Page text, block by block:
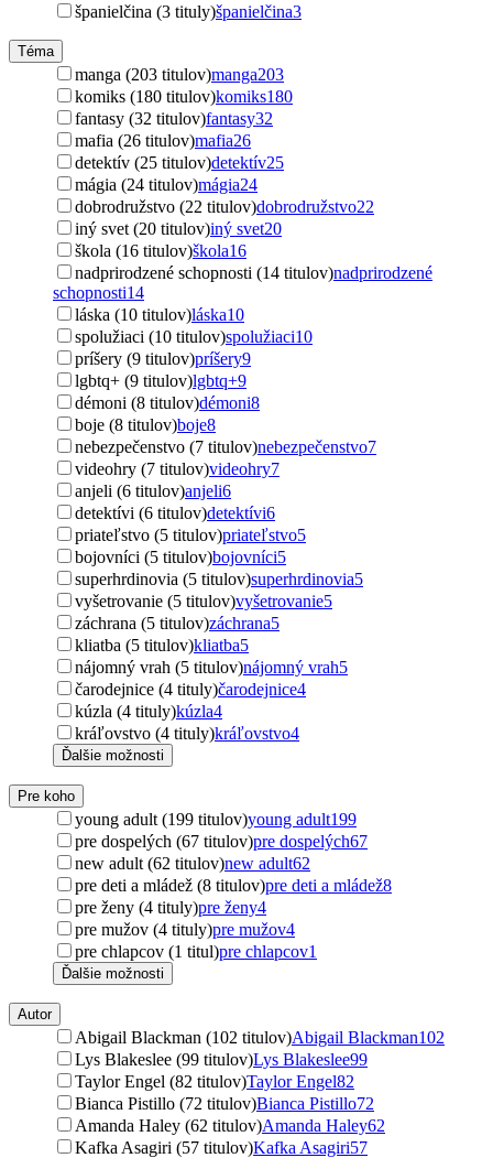
španielčina (3 tituly)španielčina3
Téma
manga (203 titulov)manga203
komiks (180 titulov)komiks180
fantasy (32 titulov)fantasy32
mafia (26 titulov)mafia26
detektív (25 titulov)detektív25
mágia (24 titulov)mágia24
dobrodružstvo (22 titulov)dobrodružstvo22
iný svet (20 titulov)iný svet20
škola (16 titulov)škola16
nadprirodzené schopnosti (14 titulov)nadprirodzené
schopnosti14
láska (10 titulov)láska10
spolužiaci (10 titulov)spolužiaci10
príšery (9 titulov)príšery9
lgbtq+ (9 titulov)lgbtq+9
démoni (8 titulov)démoni8
boje (8 titulov)boje8
nebezpečenstvo (7 titulov)nebezpečenstvo7
videohry (7 titulov)videohry7
anjeli (6 titulov)anjeli6
detektívi (6 titulov)detektívi6
priateľstvo (5 titulov)priateľstvo5
bojovníci (5 titulov)bojovníci5
superhrdinovia (5 titulov)superhrdinovia5
vyšetrovanie (5 titulov)vyšetrovanie5
záchrana (5 titulov)záchrana5
kliatba (5 titulov)kliatba5
nájomný vrah (5 titulov)nájomný vrah5
čarodejnice (4 tituly)čarodejnice4
kúzla (4 tituly)kúzla4
kráľovstvo (4 tituly)kráľovstvo4
Ďalšie možnosti
Pre koho
young adult (199 titulov)young adult199
pre dospelých (67 titulov)pre dospelých67
new adult (62 titulov)new adult62
pre deti a mládež (8 titulov)pre deti a mládež8
pre ženy (4 tituly)pre ženy4
pre mužov (4 tituly)pre mužov4
pre chlapcov (1 titul)pre chlapcov1
Ďalšie možnosti
Autor
Abigail Blackman (102 titulov)Abigail Blackman102
Lys Blakeslee (99 titulov)Lys Blakeslee99
Taylor Engel (82 titulov)Taylor Engel82
Bianca Pistillo (72 titulov)Bianca Pistillo72
Amanda Haley (62 titulov)Amanda Haley62
Kafka Asagiri (57 titulov)Kafka Asagiri57